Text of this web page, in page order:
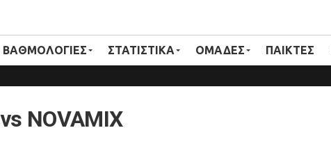
ΒΑΘΜΟΛΟΓΙΕΣ ΣΤΑΤΙΣΤΙΚΑ ΟΜΑΔΕΣ ΠΑΙΚΤΕΣ
NOVAMIX